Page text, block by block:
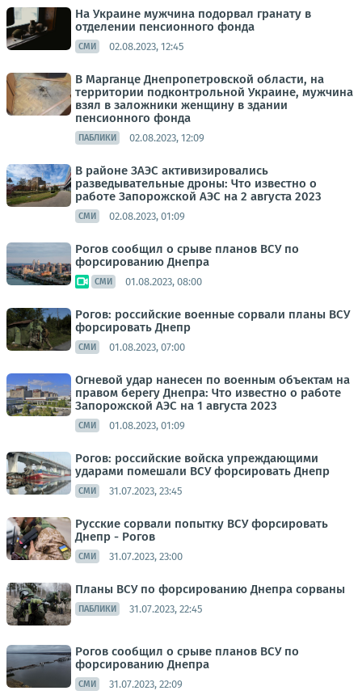
На Украине мужчина подорвал гранату в
отделении пенсионного фонда
СМИ 02.08.2023, 12:45
В Марганце Днепропетровской области, на
территории подконтрольной Украине, мужчина
взял в заложники женщину в здании
пенсионного фонда
ПАБЛИКИ 02.08.2023, 12:09
В районе ЗАЭС активизировались
разведывательные дроны: Что известно о
работе Запорожской АЭС на 2 августа 2023
СМИ 02.08.2023, 01:09
Рогов сообщил о срыве планов ВСУ по
форсированию Днепра
СМИ 01.08.2023, 08:00
Рогов: российские военные сорвали планы ВСУ
форсировать Днепр
СМИ 01.08.2023, 07:00
Огневой удар нанесен по военным объектам на
правом берегу Днепра: Что известно о работе
Запорожской АЭС на 1 августа 2023
СМИ 01.08.2023, 01:09
Рогов: российские войска упреждающими
ударами помешали ВСУ форсировать Днепр
СМИ 31.07.2023, 23:45
Русские сорвали попытку ВСУ форсировать
Днепр - Рогов
СМИ 31.07.2023, 23:00
Планы ВСУ по форсированию Днепра сорваны
ПАБЛИКИ 31.07.2023, 22:45
Рогов сообщил о срыве планов ВСУ по
форсированию Днепра
СМИ 31.07.2023, 22:09